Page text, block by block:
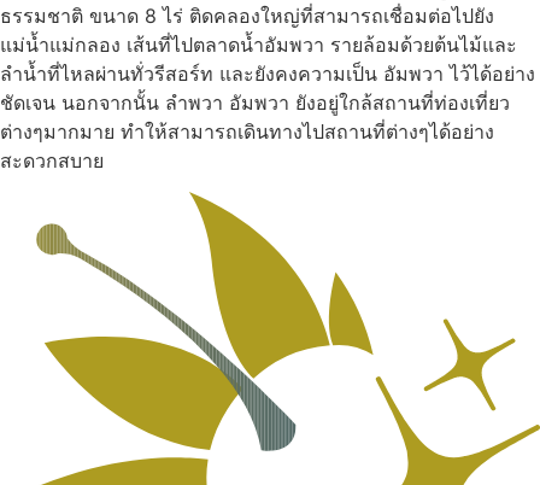
ธรรมชาติ ขนาด 8 ไร่ ติดคลองใหญ่ที่สามารถเชื่อมต่อไปยัง
แม่น้ำแม่กลอง เส้นที่ไปตลาดน้ำอัมพวา รายล้อมด้วยต้นไม้และ
ลำน้ำที่ไหลผ่านทั่วรีสอร์ท และยังคงความเป็น อัมพวา ไว้ได้อย่าง
ชัดเจน นอกจากนั้น ลำพวา อัมพวา ยังอยู่ใกล้สถานที่ท่องเที่ยว
ต่างๆมากมาย ทำให้สามารถเดินทางไปสถานที่ต่างๆได้อย่าง
สะดวกสบาย